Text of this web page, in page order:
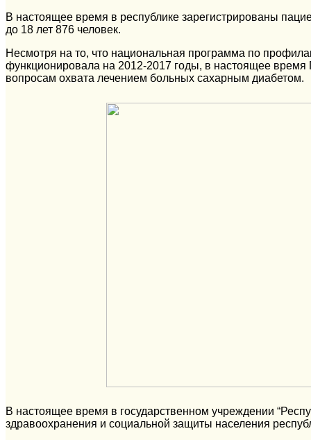
В настоящее время в республике зарегистрированы
до 18 лет 876 человек.
Несмотря на то, что национальная программа по
функционировала на 2012-2017 годы, в настоящее время
вопросам охвата лечением больных сахарным диабетом.
В настоящее время в государственном учреждении
здравоохранения и социальной защиты населения